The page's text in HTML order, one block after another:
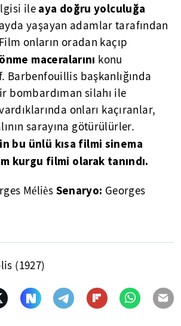
ile aya doğru yolculuğa
yaşayan adamlar tarafından
onların oradan kaçıp
maceralarını konu
Barbenfouillis başkanlığında
bombardıman silahı ile
onları kaçıranlar,
sarayına götürülürler.
bu ünlü kısa filmi sinema
kurgu filmi olarak tanındı.
Méliès Senaryo: Georges
(1927)